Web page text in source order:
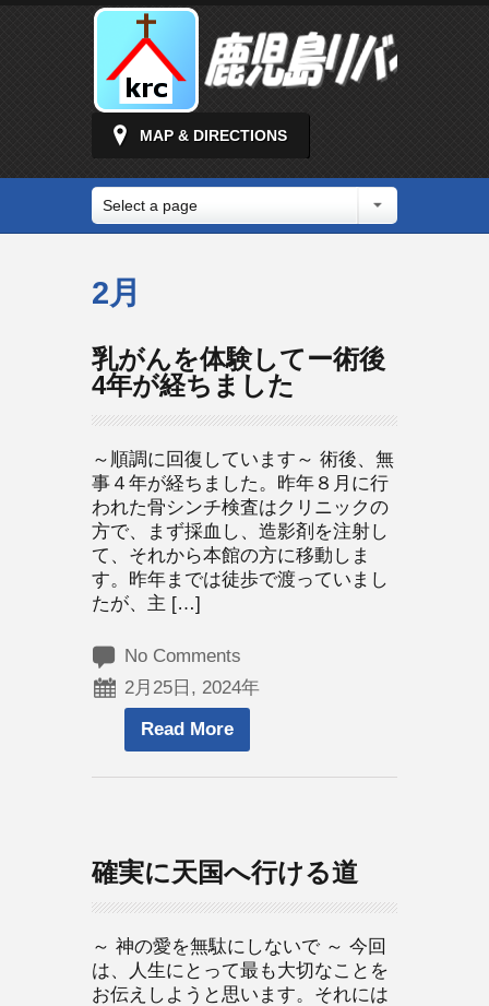
MAP & DIRECTIONS
Select a page
2月
乳がんを体験してー術後
4年が経ちました
～順調に回復しています～ 術後、無
事４年が経ちました。昨年８月に行
われた骨シンチ検査はクリニックの
方で、まず採血し、造影剤を注射し
て、それから本館の方に移動しま
す。昨年までは徒歩で渡っていまし
たが、主 […]
No Comments
2月25日, 2024年
Read More
確実に天国へ行ける道
～ 神の愛を無駄にしないで ～ 今回
は、人生にとって最も大切なことを
お伝えしようと思います。それには